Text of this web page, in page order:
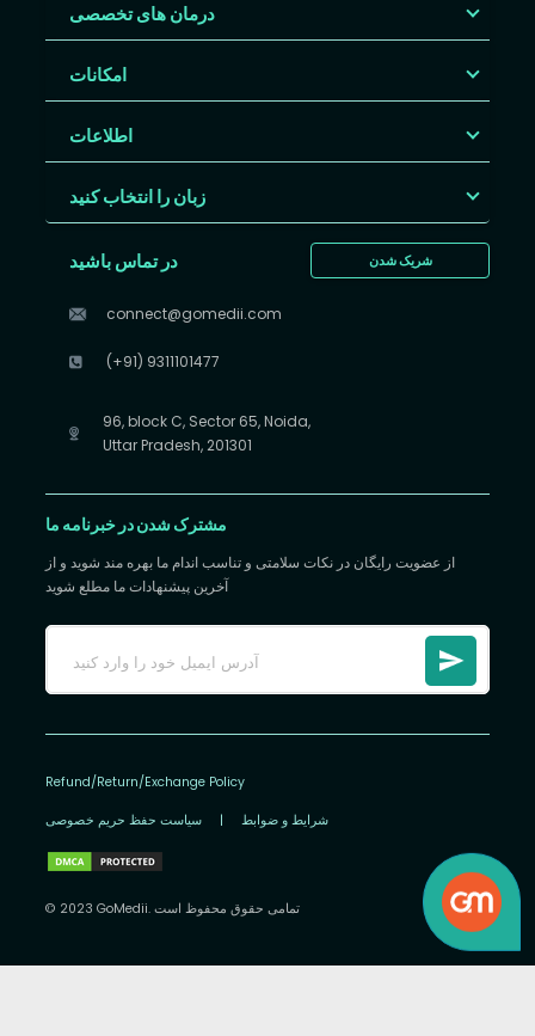
درمان های تخصصی
امکانات
اطلاعات
زبان را انتخاب کنید
شریک شدن در تماس باشید
connect@gomedii.com
(+91) 9311101477
96, block C, Sector 65, Noida,
Uttar Pradesh, 201301
مشترک شدن در خبرنامه ما
از عضویت رایگان در نکات سلامتی و تناسب اندام ما بهره مند شوید و از
آخرین پیشنهادات ما مطلع شوید
Refund/Return/Exchange Policy
سیاست حفظ حریم خصوصی | شرایط و ضوابط
© 2023 GoMedii. تمامی حقوق محفوظ است